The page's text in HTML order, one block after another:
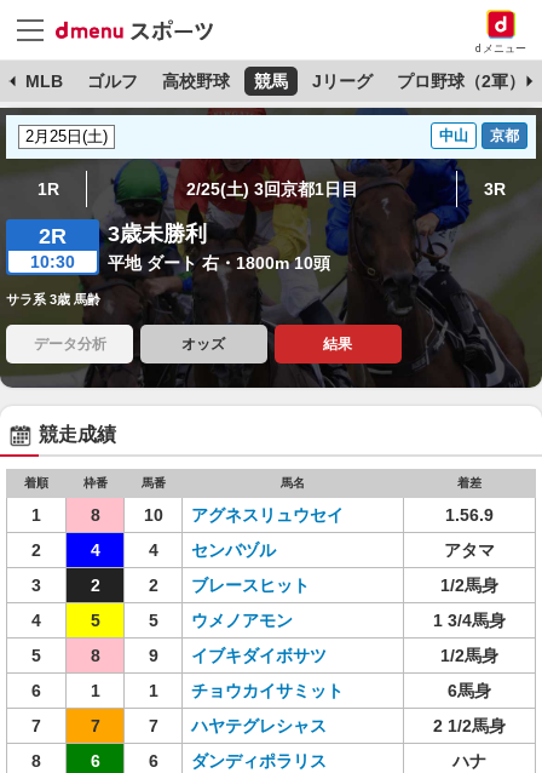
dメニュー
MLB ゴルフ 高校野球 競馬 Jリーグ プロ野球（2軍）
中山 京都
1R 2/25(土) 3回京都1日目 3R
2R
10:30
3歳未勝利
平地 ダート 右・1800m 10頭
サラ系 3歳 馬齢
データ分析 オッズ 結果
競走成績
着順 枠番 馬番 馬名 着差
1 8 10 アグネスリュウセイ
1.56.9
2
4 4 センバヅル
アタマ
3
2 2 ブレースヒット
1/2馬身
4
5 5 ウメノアモン
1 3/4馬身
5
8 9 イブキダイボサツ
1/2馬身
6
1 1 チョウカイサミット
6馬身
7
7 7 ハヤテグレシャス
2 1/2馬身
8
6 6 ダンディポラリス
ハナ